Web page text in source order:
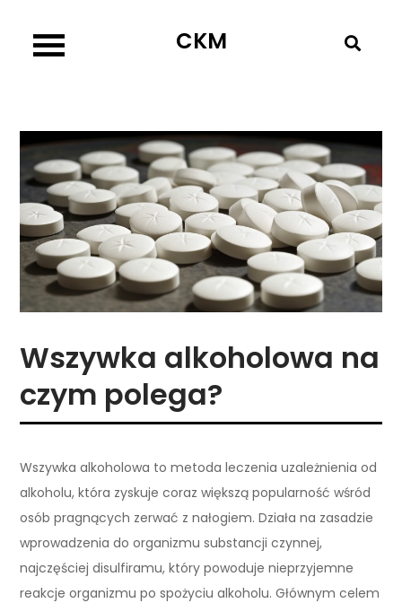
content
CKM
Wszywka alkoholowa na
czym polega?
Wszywka alkoholowa to metoda leczenia uzależnienia od
alkoholu, która zyskuje coraz większą popularność wśród
osób pragnących zerwać z nałogiem. Działa na zasadzie
wprowadzenia do organizmu substancji czynnej,
najczęściej disulfiramu, który powoduje nieprzyjemne
reakcje organizmu po spożyciu alkoholu. Głównym celem